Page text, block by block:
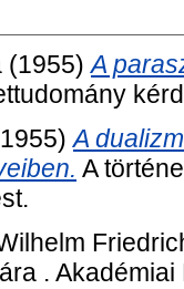
(1955)A
A
A
.